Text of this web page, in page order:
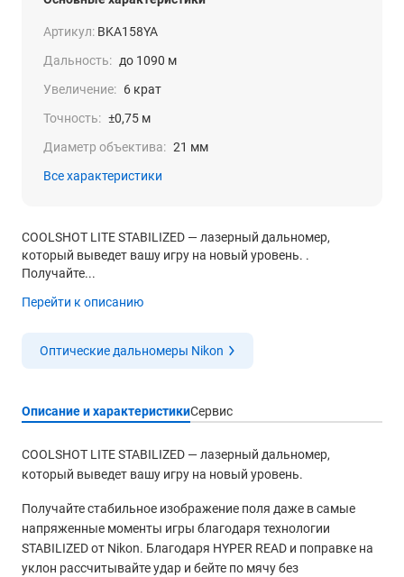
Артикул: BKA158YA
Дальность: до 1090 м
Увеличение: 6 крат
Точность: ±0,75 м
Диаметр объектива: 21 мм
Все характеристики
COOLSHOT LITE STABILIZED — лазерный дальномер,
который выведет вашу игру на новый уровень. .
Получайте...
Перейти к описанию
Оптические дальномеры Nikon
Описание и характеристикиСервис
COOLSHOT LITE STABILIZED — лазерный дальномер,
который выведет вашу игру на новый уровень.
Получайте стабильное изображение поля даже в самые
напряженные моменты игры благодаря технологии
STABILIZED от Nikon. Благодаря HYPER READ и поправке на
уклон рассчитывайте удар и бейте по мячу без